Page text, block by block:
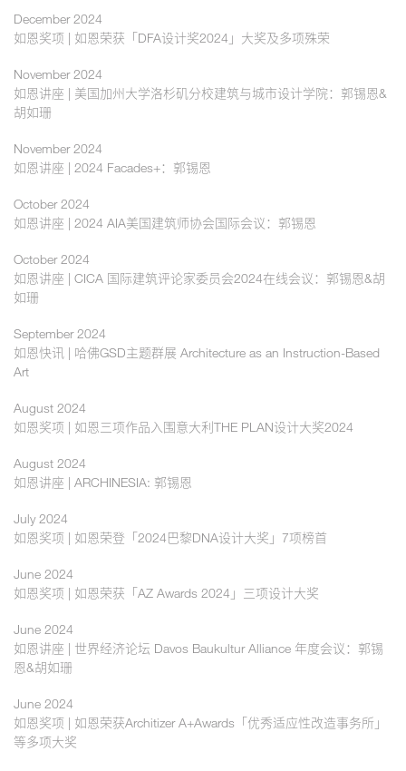
December 2024
如恩奖项 | 如恩荣获「DFA设计奖2024」大奖及多项殊荣
November 2024
如恩讲座 | 美国加州大学洛杉矶分校建筑与城市设计学院：郭锡恩&
胡如珊
November 2024
如恩讲座 | 2024 Facades+：郭锡恩
October 2024
如恩讲座 | 2024 AIA美国建筑师协会国际会议：郭锡恩
October 2024
如恩讲座 | CICA 国际建筑评论家委员会2024在线会议：郭锡恩&胡
如珊
September 2024
如恩快讯 | 哈佛GSD主题群展 Architecture as an Instruction-Based
Art
August 2024
如恩奖项 | 如恩三项作品入围意大利THE PLAN设计大奖2024
August 2024
如恩讲座 | ARCHINESIA: 郭锡恩
July 2024
如恩奖项 | 如恩荣登「2024巴黎DNA设计大奖」7项榜首
June 2024
如恩奖项 | 如恩荣获「AZ Awards 2024」三项设计大奖
June 2024
如恩讲座 | 世界经济论坛 Davos Baukultur Alliance 年度会议：郭锡
恩&胡如珊
June 2024
如恩奖项 | 如恩荣获Architizer A+Awards「优秀适应性改造事务所」
等多项大奖